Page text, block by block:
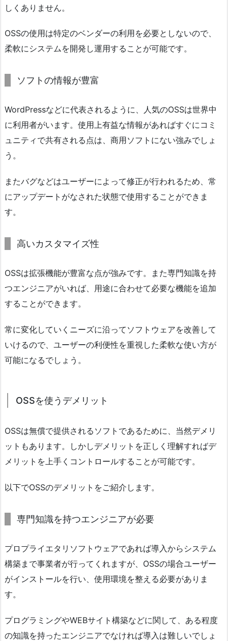
しくありません。
OSSの使用は特定のベンダーの利用を必要としないので、
柔軟にシステムを開発し運用することが可能です。
ソフトの情報が豊富
WordPressなどに代表されるように、人気のOSSは世界中
に利用者がいます。使用上有益な情報があればすぐにコミ
ュニティで共有される点は、商用ソフトにない強みでしょ
う。
またバグなどはユーザーによって修正が行われるため、常
にアップデートがなされた状態で使用することができま
す。
高いカスタマイズ性
OSSは拡張機能が豊富な点が強みです。また専門知識を持
つエンジニアがいれば、用途に合わせて必要な機能を追加
することができます。
常に変化していくニーズに沿ってソフトウェアを改善して
いけるので、ユーザーの利便性を重視した柔軟な使い方が
可能になるでしょう。
OSSを使うデメリット
OSSは無償で提供されるソフトであるために、当然デメリ
ットもあります。しかしデメリットを正しく理解すればデ
メリットを上手くコントロールすることが可能です。
以下でOSSのデメリットをご紹介します。
専門知識を持つエンジニアが必要
プロプライエタリソフトウェアであれば導入からシステム
構築まで事業者が行ってくれますが、OSSの場合ユーザー
がインストールを行い、使用環境を整える必要がありま
す。
プログラミングやWEBサイト構築などに関して、ある程度
の知識を持ったエンジニアでなければ導入は難しいでしょ